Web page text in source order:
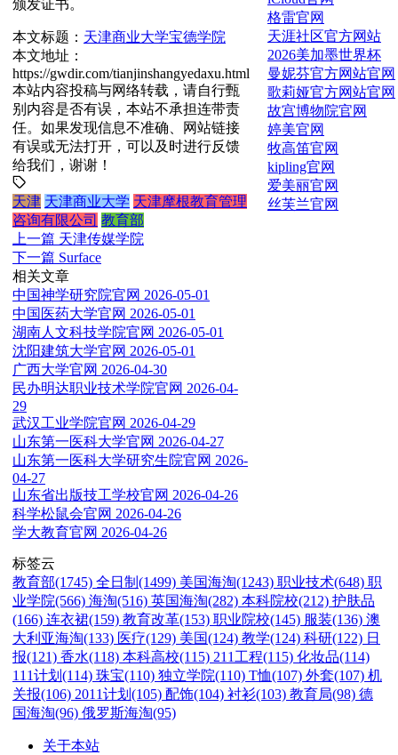
颁发证书。
本文标题： 天津商业大学宝德学院
本文地址：
https://gwdir.com/tianjinshangyedaxu.html
本站内容投稿与网络转载，请自行甄
别内容是否有误，本站不承担连带责
任。如果发现信息不准确、网站链接
有误或无法打开，可以及时进行反馈
给我们，谢谢！
天津 天津商业大学 天津摩根教育管理
咨询有限公司 教育部
上一篇 天津传媒学院
下一篇 Surface
相关文章
中国神学研究院官网 2026-05-01
中国医药大学官网 2026-05-01
湖南人文科技学院官网 2026-05-01
沈阳建筑大学官网 2026-05-01
广西大学官网 2026-04-30
民办明达职业技术学院官网 2026-04-
29
武汉工业学院官网 2026-04-29
山东第一医科大学官网 2026-04-27
山东第一医科大学研究生院官网 2026-
04-27
山东省出版技工学校官网 2026-04-26
科学松鼠会官网 2026-04-26
学大教育官网 2026-04-26
格雷官网
天涯社区官方网站
2026美加墨世界杯
曼妮芬官方网站官网
歌莉娅官方网站官网
故宫博物院官网
婷美官网
牧高笛官网
kipling官网
爱美丽官网
丝芙兰官网
标签云
教育部(1745) 全日制(1499) 美国海淘(1243) 职业技术(648) 职
业学院(566) 海淘(516) 英国海淘(282) 本科院校(212) 护肤品
(166) 连衣裙(159) 教育改革(153) 职业院校(145) 服装(136) 澳
大利亚海淘(133) 医疗(129) 美国(124) 教学(124) 科研(122) 日
报(121) 香水(118) 本科高校(115) 211工程(115) 化妆品(114)
111计划(114) 珠宝(110) 独立学院(110) T恤(107) 外套(107) 机
关报(106) 2011计划(105) 配饰(104) 衬衫(103) 教育局(98) 德
国海淘(96) 俄罗斯海淘(95)
关于本站